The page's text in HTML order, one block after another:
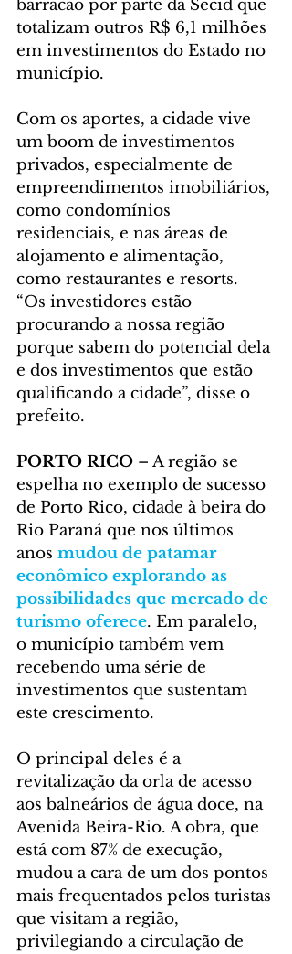
barracão por parte da Secid que
totalizam outros R$ 6,1 milhões
em investimentos do Estado no
município.
Com os aportes, a cidade vive
um boom de investimentos
privados, especialmente de
empreendimentos imobiliários,
como condomínios
residenciais, e nas áreas de
alojamento e alimentação,
como restaurantes e resorts.
“Os investidores estão
procurando a nossa região
porque sabem do potencial dela
e dos investimentos que estão
qualificando a cidade”, disse o
prefeito.
PORTO RICO – A região se
espelha no exemplo de sucesso
de Porto Rico, cidade à beira do
Rio Paraná que nos últimos
anos mudou de patamar
econômico explorando as
possibilidades que mercado de
turismo oferece. Em paralelo,
o município também vem
recebendo uma série de
investimentos que sustentam
este crescimento.
O principal deles é a
revitalização da orla de acesso
aos balneários de água doce, na
Avenida Beira-Rio. A obra, que
está com 87% de execução,
mudou a cara de um dos pontos
mais frequentados pelos turistas
que visitam a região,
privilegiando a circulação de